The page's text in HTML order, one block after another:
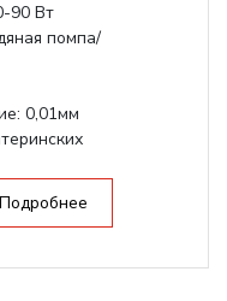
90 Вт
помпа/
0,01мм
Подробнее